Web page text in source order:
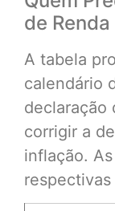
de
A tabela
calendário
declaração
corrigir a
inflação.